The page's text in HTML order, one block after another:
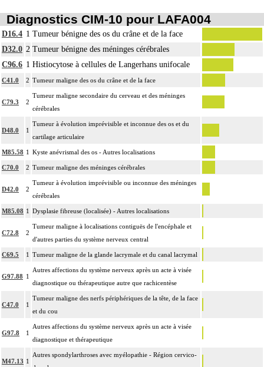
Diagnostics CIM-10 pour LAFA004
D16.4 1 Tumeur bénigne des os du crâne et de la face
D32.0 2 Tumeur bénigne des méninges cérébrales
C96.6 1 Histiocytose à cellules de Langerhans unifocale
C41.0 2 Tumeur maligne des os du crâne et de la face
C79.3 2
Tumeur maligne secondaire du cerveau et des méninges
cérébrales
D48.0 1
Tumeur à évolution imprévisible et inconnue des os et du
cartilage articulaire
M85.58 1 Kyste anévrismal des os - Autres localisations
C70.0 2 Tumeur maligne des méninges cérébrales
D42.0 2
Tumeur à évolution imprévisible ou inconnue des méninges
cérébrales
M85.08 1 Dysplasie fibreuse (localisée) - Autres localisations
C72.8 2
Tumeur maligne à localisations contiguës de l'encéphale et
d'autres parties du système nerveux central
C69.5 1 Tumeur maligne de la glande lacrymale et du canal lacrymal
G97.88 1
Autres affections du système nerveux après un acte à visée
diagnostique ou thérapeutique autre que rachicentèse
C47.0 1
Tumeur maligne des nerfs périphériques de la tête, de la face
et du cou
G97.8 1
Autres affections du système nerveux après un acte à visée
diagnostique et thérapeutique
M47.13 1
Autres spondylarthroses avec myélopathie - Région cervico-